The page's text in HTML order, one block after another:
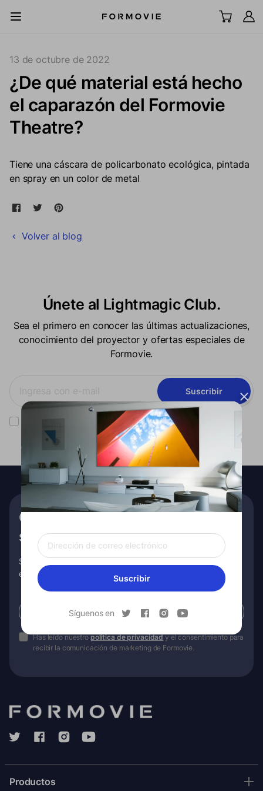
Televisor láser UST
Proyector LCD
Accesorios
Suscribir
Síguenos en
13 de octubre de 2022
¿De qué material está hecho
el caparazón del Formovie
Theatre?
Tiene una cáscara de policarbonato ecológica, pintada
en spray en un color de metal
Compartir en Facebook
Se abre en una nueva ventana.
Tweet en Twitter
Se abre en una nueva ventana.
Volver al blog
Únete al Lightmagic Club.
Sea el primero en conocer las últimas actualizaciones,
conocimiento del proyector y ofertas especiales de
Formovie.
Suscribir
política de privacidady el consentimiento para
recibir la comunicación de marketing de Formovie.
Obtenga €10 de descuento en
su primer pedido
Suscríbase para recibir información exclusiva, promociones
especiales y más.
Suscribir
Has leído nuestropolítica de privacidady el consentimiento para
recibir la comunicación de marketing de Formovie.
Productos